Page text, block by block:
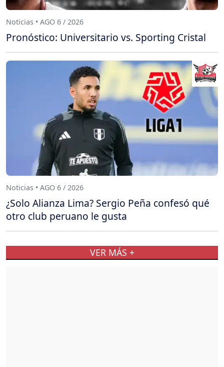
Noticias • AGO 6 / 2026
Pronóstico: Universitario vs. Sporting Cristal
Noticias • AGO 6 / 2026
¿Solo Alianza Lima? Sergio Peña confesó qué
otro club peruano le gusta
VER MÁS +